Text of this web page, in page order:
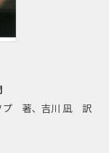
プ 著、吉川 凪 訳